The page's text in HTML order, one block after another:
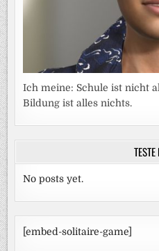
Ich meine: Schule ist nicht
Bildung ist alles nichts.
No posts yet.
[embed-solitaire-game]